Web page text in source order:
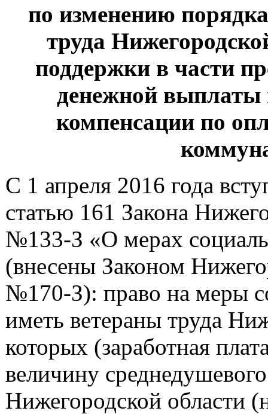
по изменению
труда
поддержки в части
денежной выплаты
компенсации по
С 1 апреля 2016 года
статью 161 Закона
№133-З «О мерах
(внесены Законом
№170-З): право на меры
иметь ветераны труда
которых (заработная
величину
Нижегородской области